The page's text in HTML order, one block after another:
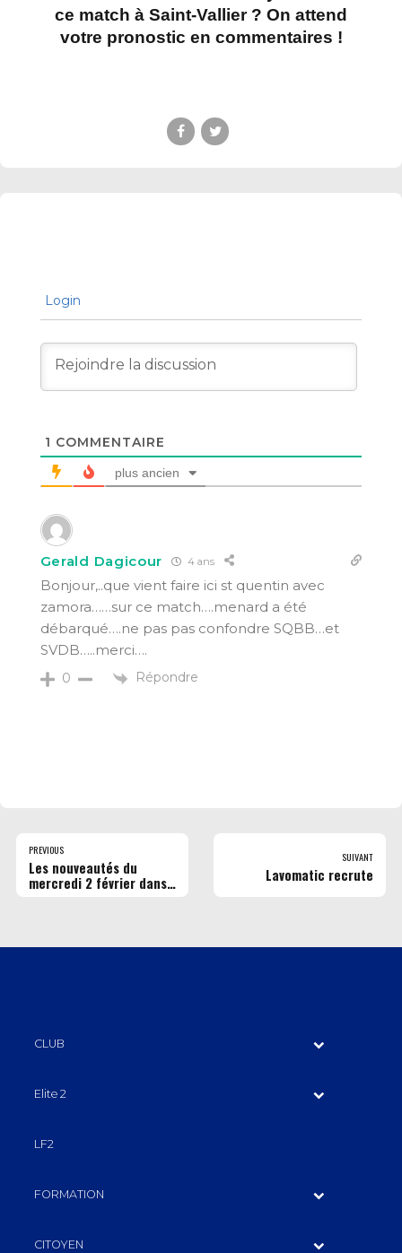
ce match à Saint-Vallier ? On attend
votre pronostic en commentaires !
Login
1 COMMENTAIRE
plus ancien
Gerald Dagicour 4 ans
Bonjour,..que vient faire ici st quentin avec
zamora……sur ce match….menard a été
débarqué….ne pas pas confondre SQBB…et
SVDB…..merci….
0 Répondre
PREVIOUS
Les nouveautés du
mercredi 2 février dans
SUIVANT
Lavomatic recrute
CLUB
Elite 2
LF2
FORMATION
CITOYEN